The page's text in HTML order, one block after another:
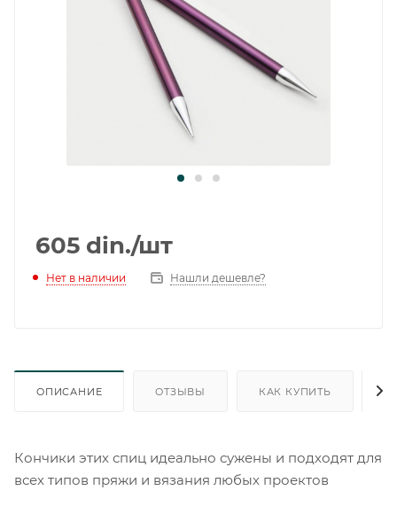
605 din./шт
Нет в наличии Нашли дешевле?
ОПИСАНИЕ ОТЗЫВЫ КАК КУПИТЬ
Кончики этих спиц идеально сужены и подходят для
всех типов пряжи и вязания любых проектов